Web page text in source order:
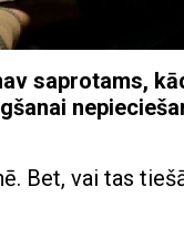
saprotams,
Bet, vai tas